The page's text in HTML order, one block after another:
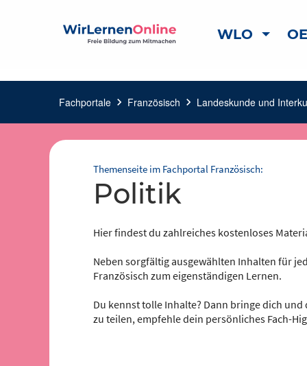
WLO
Fachportale chevron_right Französisch chevron_right Landeskunde und
Themenseite im Fachportal Französisch:
Politik
Hier findest du zahlreiches kostenloses
Neben sorgfältig ausgewählten Inhalten für
Französisch zum eigenständigen Lernen.
Du kennst tolle Inhalte? Dann bringe dich
zu teilen, empfehle dein persönliches Fach-